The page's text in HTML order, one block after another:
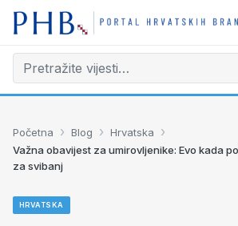
Početna › Blog › Hrvatska ›
Važna obavijest za umirovljenike: Evo kada
za svibanj
HRVATSKA